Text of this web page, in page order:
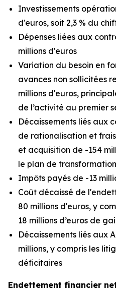
Investissements
d'euros, soit 2,3 % du
Dépenses liées aux
millions d'euros
Variation du besoin en
avances non sollicitées
millions d'euros,
de l’activité au premier
Décaissements liés aux
de rationalisation et
et acquisition de -154
le plan de
Impôts payés de -13
Coût décaissé de
80 millions d'euros, y
18 millions d’euros de
Décaissements liés aux
millions, y compris les
déficitaires
Endettement financier